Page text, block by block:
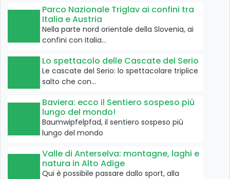
Parco Nazionale Triglav ai confini tra
Italia e Austria
Nella parte nord orientale della Slovenia, ai
confini con Italia…
Lo spettacolo delle Cascate del Serio
Le cascate del Serio: lo spettacolare triplice
salto che con…
Baviera: ecco il Sentiero sospeso più
lungo del mondo!
Baumwipfelpfad, il sentiero sospeso più
lungo del mondo
Valle di Anterselva: montagne, laghi e
natura in Alto Adige
Qui è possibile passare dallo sport, alla